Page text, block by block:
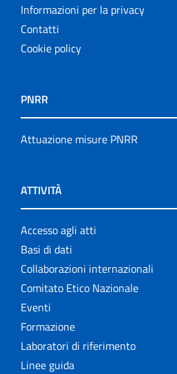
Informazioni per la privacy
Contatti
Cookie policy
PNRR
Attuazione misure PNRR
ATTIVITÀ
Accesso agli atti
Basi di dati
Collaborazioni internazionali
Comitato Etico Nazionale
Eventi
Formazione
Laboratori di riferimento
Linee guida